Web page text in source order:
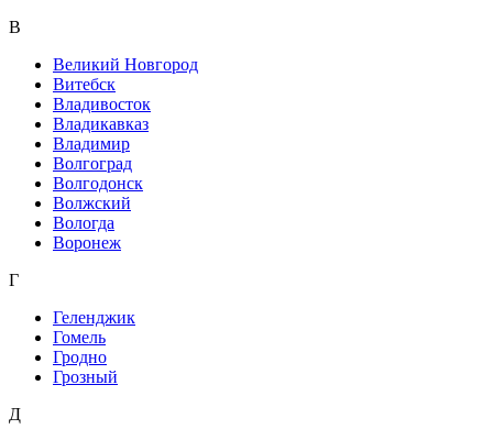
В
Великий Новгород
Витебск
Владивосток
Владикавказ
Владимир
Волгоград
Волгодонск
Волжский
Вологда
Воронеж
Г
Геленджик
Гомель
Гродно
Грозный
Д